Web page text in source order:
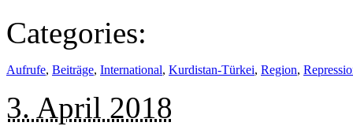
Categories:
Aufrufe, Beiträge, International, Kurdistan-Türkei, Region,
3. April 2018